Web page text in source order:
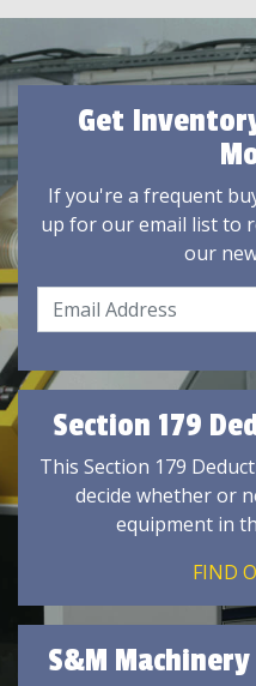
Get
If you're a frequent
up for our email list to
our
Section 179
This Section 179
decide whether or
equipment in
FIND
S&M